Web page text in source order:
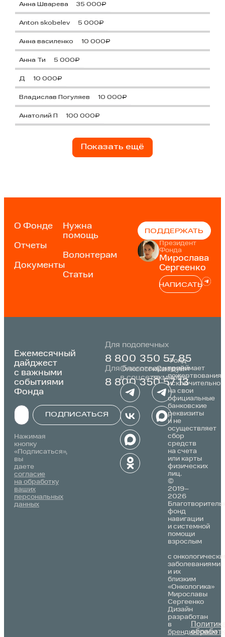
Анна Шварева 35 000₽
Anton skobelev 5 000₽
Анна василенко 10 000₽
Анна Ти 5 000₽
Д 10 000₽
Владислав Погуляев 10 000₽
Анатолий П 100 000₽
Показать ещё
О Фонде
Отчеты
Документы
Нужна
помощь
Волонтерам
Статьи
ПОДДЕРЖАТЬ
Президент
Фонда
Мирослава
Сергеенко
НАПИСАТЬ
Для подопечных
8 800 350 57 85
Для благотворителей
8 800 350 57 13
Ежемесячный
дайджест
с важными
событиями
Фонда
ПОДПИСАТЬСЯ
Нажимая
кнопку
«Подписаться»,
вы
даете
согласие
на обработку
ваших
персональных
данных
Онкологика
в соцсетях:
«Следуй
за мной»:
Дизайн
разработан
в
брендинговом
©
2019–
2026
фонд
навигации
и системной
помощи
взрослым
с
заболеваниями
и их
близким
«Онкологика»
Мирославы
Сергеенко
Фонд
принимает
пожертвования
исключительно
на свои
официальные
банковские
реквизиты
и не
осуществляет
сбор
средств
на счета
или карты
физических
лиц.